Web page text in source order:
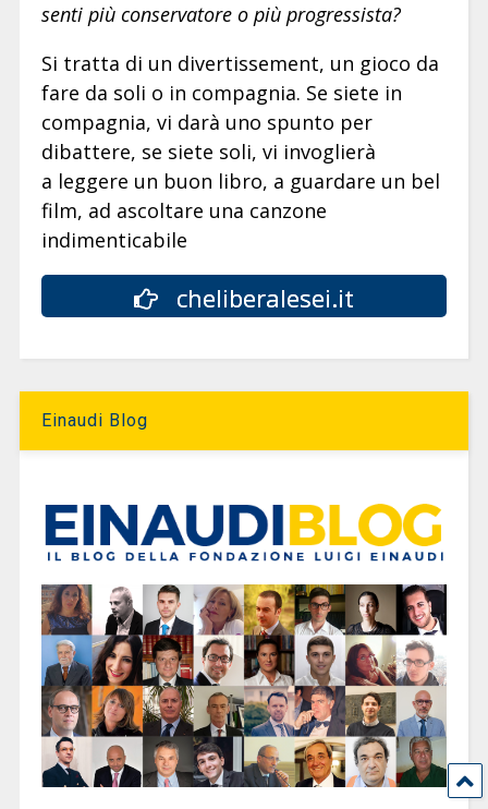
senti più conservatore o più progressista?
Si tratta di un divertissement, un gioco da
fare da soli o in compagnia. Se siete in
compagnia, vi darà uno spunto per
dibattere, se siete soli, vi invoglierà
a leggere un buon libro, a guardare un bel
film, ad ascoltare una canzone
indimenticabile
cheliberalesei.it
Einaudi Blog